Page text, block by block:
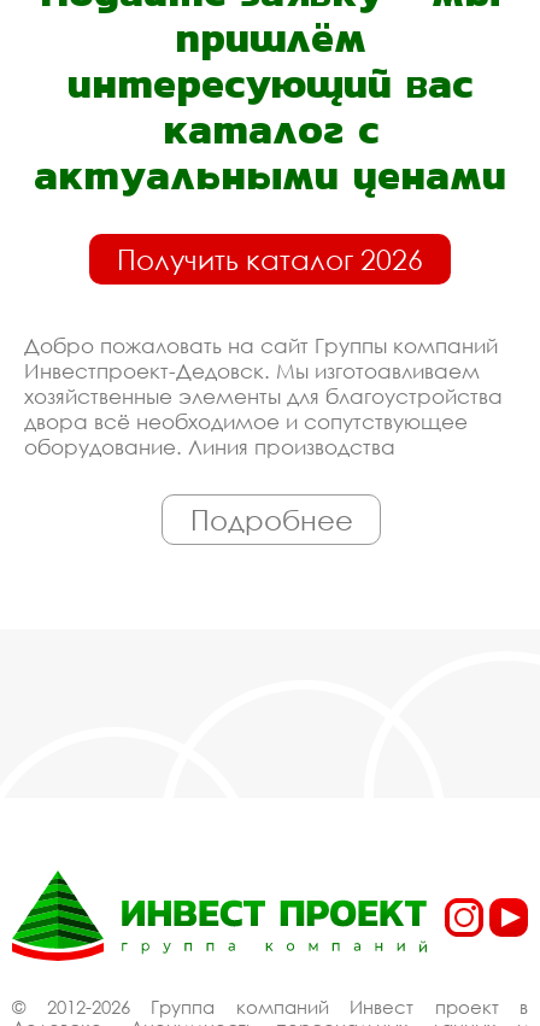
пришлём
интересующий вас
каталог с
актуальными ценами
Получить каталог 2026
Добро пожаловать на сайт Группы компаний
Инвестпроект-Дедовск. Мы изготоавливаем
хозяйственные элементы для благоустройства
двора всё необходимое и сопутствующее
оборудование. Линия производства
работает только квалифицированный
персонал. Поэтому Вы всегда можете
рассчитывать на исключительно высокую
проекту.
Спецпредложение от
Подробнее
© 2012-2026 Группа компаний Инвест проект в